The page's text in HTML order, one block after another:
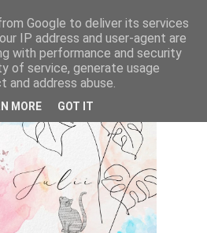
Google to deliver its services
IP address and user-agent are
with performance and security
of service, generate usage
address abuse.
MORE GOT IT